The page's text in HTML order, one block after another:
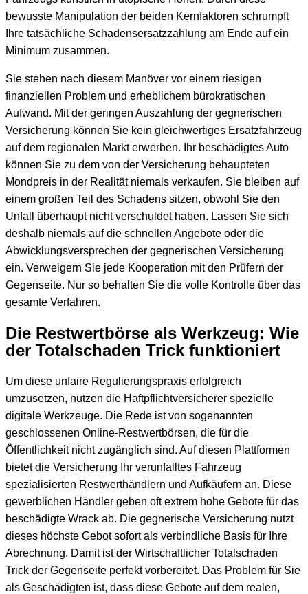
bewusste Manipulation der beiden Kernfaktoren schrumpft
Ihre tatsächliche Schadensersatzzahlung am Ende auf ein
Minimum zusammen.
Sie stehen nach diesem Manöver vor einem riesigen
finanziellen Problem und erheblichem bürokratischen
Aufwand. Mit der geringen Auszahlung der gegnerischen
Versicherung können Sie kein gleichwertiges Ersatzfahrzeug
auf dem regionalen Markt erwerben. Ihr beschädigtes Auto
können Sie zu dem von der Versicherung behaupteten
Mondpreis in der Realität niemals verkaufen. Sie bleiben auf
einem großen Teil des Schadens sitzen, obwohl Sie den
Unfall überhaupt nicht verschuldet haben. Lassen Sie sich
deshalb niemals auf die schnellen Angebote oder die
Abwicklungsversprechen der gegnerischen Versicherung
ein. Verweigern Sie jede Kooperation mit den Prüfern der
Gegenseite. Nur so behalten Sie die volle Kontrolle über das
gesamte Verfahren.
Die Restwertbörse als Werkzeug: Wie
der Totalschaden Trick funktioniert
Um diese unfaire Regulierungspraxis erfolgreich
umzusetzen, nutzen die Haftpflichtversicherer spezielle
digitale Werkzeuge. Die Rede ist von sogenannten
geschlossenen Online-Restwertbörsen, die für die
Öffentlichkeit nicht zugänglich sind. Auf diesen Plattformen
bietet die Versicherung Ihr verunfalltes Fahrzeug
spezialisierten Restwerthändlern und Aufkäufern an. Diese
gewerblichen Händler geben oft extrem hohe Gebote für das
beschädigte Wrack ab. Die gegnerische Versicherung nutzt
dieses höchste Gebot sofort als verbindliche Basis für Ihre
Abrechnung. Damit ist der Wirtschaftlicher Totalschaden
Trick der Gegenseite perfekt vorbereitet. Das Problem für Sie
als Geschädigten ist, dass diese Gebote auf dem realen,